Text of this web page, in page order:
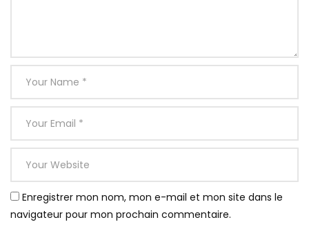
Enregistrer mon nom, mon e-mail et mon site dans le
navigateur pour mon prochain commentaire.